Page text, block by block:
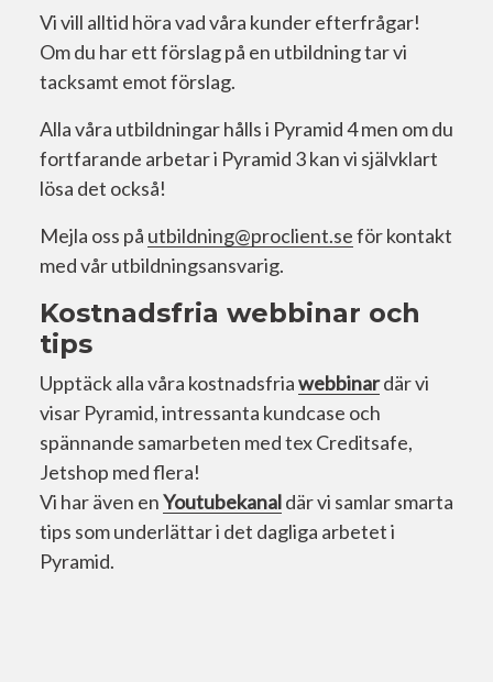
Vi vill alltid höra vad våra kunder efterfrågar!
Om du har ett förslag på en utbildning tar vi
tacksamt emot förslag.
Alla våra utbildningar hålls i Pyramid 4 men om du
fortfarande arbetar i Pyramid 3 kan vi självklart
lösa det också!
Mejla oss på utbildning@proclient.seför kontakt
med vår utbildningsansvarig.
Kostnadsfria webbinar och
tips
Upptäck alla våra kostnadsfriawebbinardär vi
visar Pyramid, intressanta kundcase och
spännande samarbeten med tex Creditsafe,
Jetshop med flera!
Vi har även enYoutubekanaldär vi samlar smarta
tips som underlättar i det dagliga arbetet i
Pyramid.